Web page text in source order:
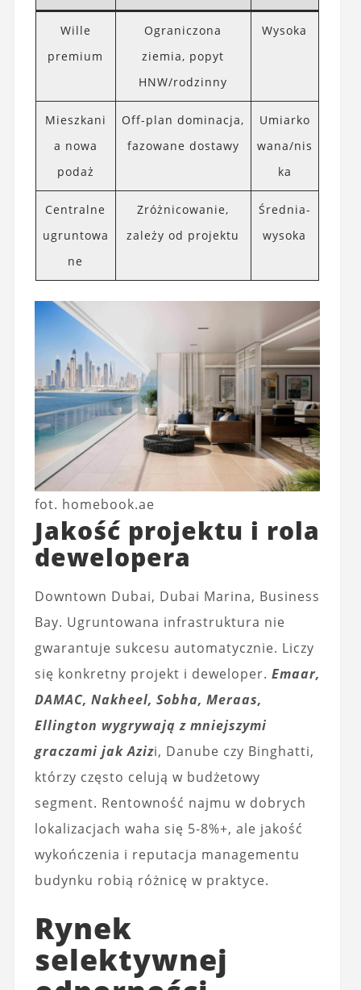
Wille
premium
Ograniczona
ziemia, popyt
HNW/rodzinny
Wysoka
Mieszkani
a nowa
podaż
Off-plan dominacja,
fazowane dostawy
Umiarko
wana/nis
ka
Centralne
ugruntowa
ne
Zróżnicowanie,
zależy od projektu
Średnia-
wysoka
fot. homebook.ae
Jakość projektu i rola
dewelopera
Downtown Dubai, Dubai Marina, Business
Bay. Ugruntowana infrastruktura nie
gwarantuje sukcesu automatycznie. Liczy
się konkretny projekt i deweloper. Emaar,
DAMAC, Nakheel, Sobha, Meraas,
Ellington wygrywają z mniejszymi
graczami jak Azizi, Danube czy Binghatti,
którzy często celują w budżetowy
segment. Rentowność najmu w dobrych
lokalizacjach waha się 5-8%+, ale jakość
wykończenia i reputacja managementu
budynku robią różnicę w praktyce.
Rynek
selektywnej